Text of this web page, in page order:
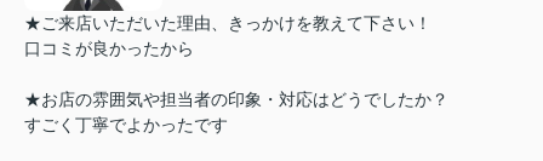
★ご来店いただいた理由、きっかけを教えて下さい！
口コミが良かったから
★お店の雰囲気や担当者の印象・対応はどうでしたか？
すごく丁寧でよかったです